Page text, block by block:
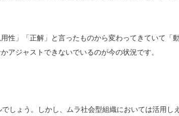
性」「正解」と言ったものから変わってきていて「
アジャストできないでいるのが今の状況です。
しょう。しかし、ムラ社会型組織においては活用しえ